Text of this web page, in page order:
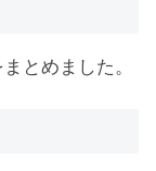
とめました。